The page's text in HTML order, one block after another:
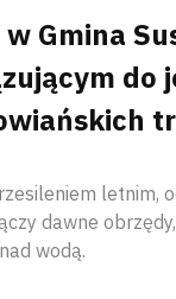
Gmina
do
letnim,
dawne
wodą.